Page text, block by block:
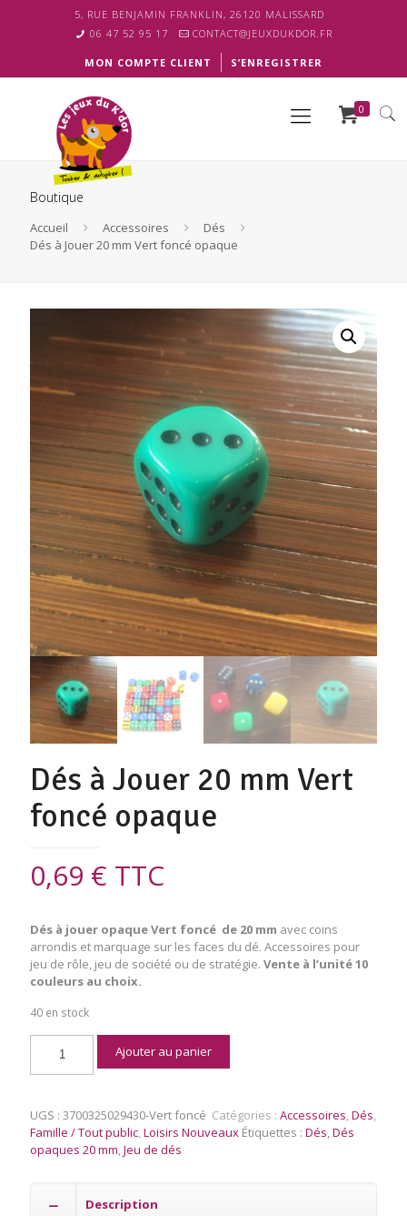
5, RUE BENJAMIN FRANKLIN, 26120 MALISSARD
06 47 52 95 17
CONTACT@JEUXDUKDOR.FR
MON COMPTE CLIENT S’ENREGISTRER
0
Boutique
Accueil Accessoires
Dés
Dés à Jouer 20 mm Vert foncé opaque
Dés à Jouer 20 mm Vert
foncé opaque
0,69 € TTC
Dés à jouer opaque Vert foncé de 20 mm avec coins
arrondis et marquage sur les faces du dé. Accessoires pour
jeu de rôle, jeu de société ou de stratégie. Vente à l’unité 10
couleurs au choix.
40 en stock
Dés
Jouer
20
mm
Ajouter au panier
UGS : 3700325029430-Vert foncé Catégories : Accessoires Dés
Famille / Tout public Loisirs Nouveaux Étiquettes : Dés Dés
opaques 20 mm Jeu de dés
Description